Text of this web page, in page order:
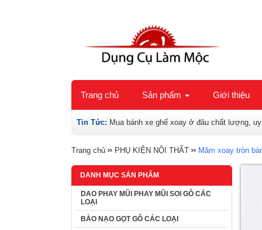
Trang chủ Sản phẩm Giới thiệu
Tin Tức: Mua bánh xe ghế xoay ở đâu chất lượng,
Trang chủ PHỤ KIỆN NỘI THẤT Mâm xoay tròn
DANH MỤC SẢN PHẨM
DAO PHAY MŨI PHAY MŨI SOI GỖ CÁC
LOẠI
BÀO NẠO GỌT GỖ CÁC LOẠI